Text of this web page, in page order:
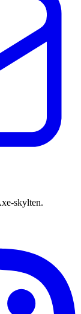
skylten.